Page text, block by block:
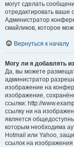
могут сделать
отредактировать ваше
Администратор
смайликов, которое
Вернуться к началу
Могу ли я добавлять
Да, вы можете
администратор
изображение на
изображение,
ссылки: http://
ссылку ни на
является
которым необходима
Hotmail или Yahoo,
ссылок на